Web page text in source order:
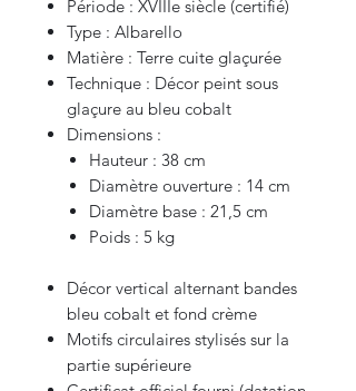
Période : XVIIIe siècle (certifié)
Type : Albarello
Matière : Terre cuite glaçurée
Technique : Décor peint sous
glaçure au bleu cobalt
Dimensions :
Hauteur : 38 cm
Diamètre ouverture : 14 cm
Diamètre base : 21,5 cm
Poids : 5 kg
Décor vertical alternant bandes
bleu cobalt et fond crème
Motifs circulaires stylisés sur la
partie supérieure